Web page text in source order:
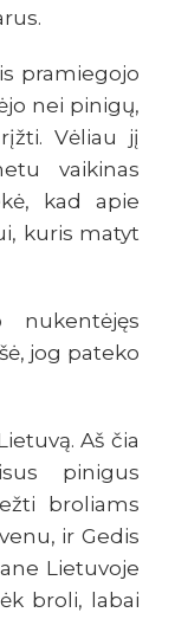
pramiegojo
nei pinigų,
Vėliau jį
vaikinas
kad apie
kuris matyt
nukentėjęs
jog pateko
Aš čia
pinigus
broliams
ir Gedis
Lietuvoje
broli, labai